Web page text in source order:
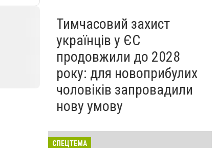
Тимчасовий захист
українців у ЄС
продовжили до 2028
року: для новоприбулих
чоловіків запровадили
нову умову
СПЕЦТЕМА